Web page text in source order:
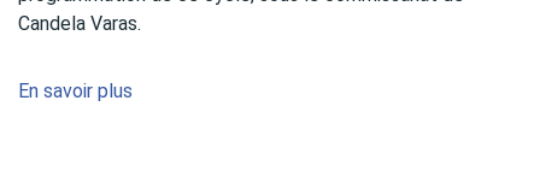
Candela Varas.
En savoir plus